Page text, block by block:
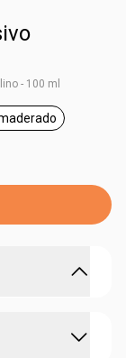
- 100 ml
de parfum
general.tag
ocasiones